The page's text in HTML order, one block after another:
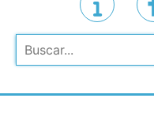
Pesquisar